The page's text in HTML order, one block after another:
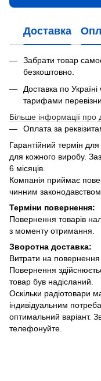
Доставка
Забрати товар
безкоштовно.
Доставка по
тарифами
Більше інформації про
Оплата за
Гарантійний термін
для кожного виробу.
6 місяців.
Компанія приймає
чинним
Терміни повернення:
Повернення товарів
з моменту отримання.
Зворотна доставка:
Витрати на
Повернення
товар був надісланий.
Оскільки радіотовари
індивідуальним
оптимальний варіант.
телефонуйте.